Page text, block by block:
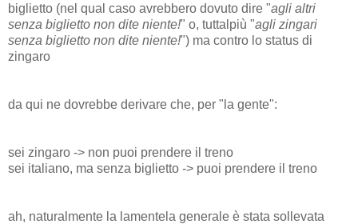
biglietto (nel qual caso avrebbero dovuto dire "agli altri
senza biglietto non dite niente!" o, tuttalpiù "agli zingari
senza biglietto non dite niente!") ma contro lo status di
zingaro
da qui ne dovrebbe derivare che, per "la gente":
sei zingaro -> non puoi prendere il treno
sei italiano, ma senza biglietto -> puoi prendere il treno
ah, naturalmente la lamentela generale è stata sollevata